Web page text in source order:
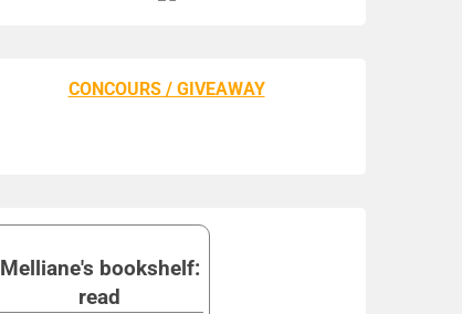
CONCOURS / GIVEAWAY
Melliane's bookshelf:
read